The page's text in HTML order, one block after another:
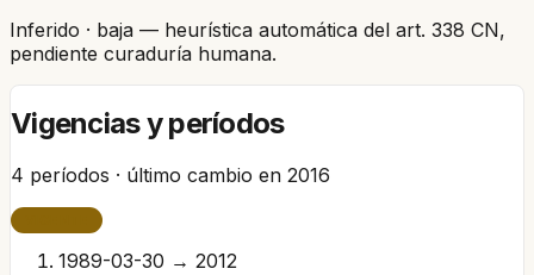
Inferido · baja — heurística automática del art. 338 CN,
pendiente curaduría humana.
Vigencias y períodos
4 períodos · último cambio en 2016
1989-03-30 → 2012